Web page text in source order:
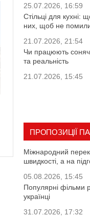
25.07.2026, 16:59
Стільці для кухні:
них, щоб не
21.07.2026, 21:54
Чи працюють
та реальність
21.07.2026, 15:45
ПРОПОЗИЦІЇ
Міжнародний
швидкості, а на
05.08.2026, 15:45
Популярні фільми
українці
31.07.2026, 17:32